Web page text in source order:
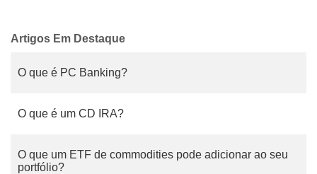
Artigos Em Destaque
O que é PC Banking?
O que é um CD IRA?
O que um ETF de commodities pode adicionar ao seu
portfólio?